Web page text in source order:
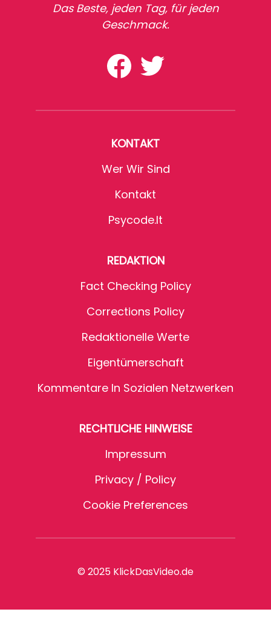
Das Beste, jeden Tag, für jeden
Geschmack.
KONTAKT
Wer Wir Sind
Kontakt
Psycode.it
REDAKTION
Fact Checking Policy
Corrections Policy
Redaktionelle Werte
Eigentümerschaft
Kommentare In Sozialen Netzwerken
RECHTLICHE HINWEISE
Impressum
Privacy / Policy
Cookie Preferences
© 2025 KlickDasVideo.de